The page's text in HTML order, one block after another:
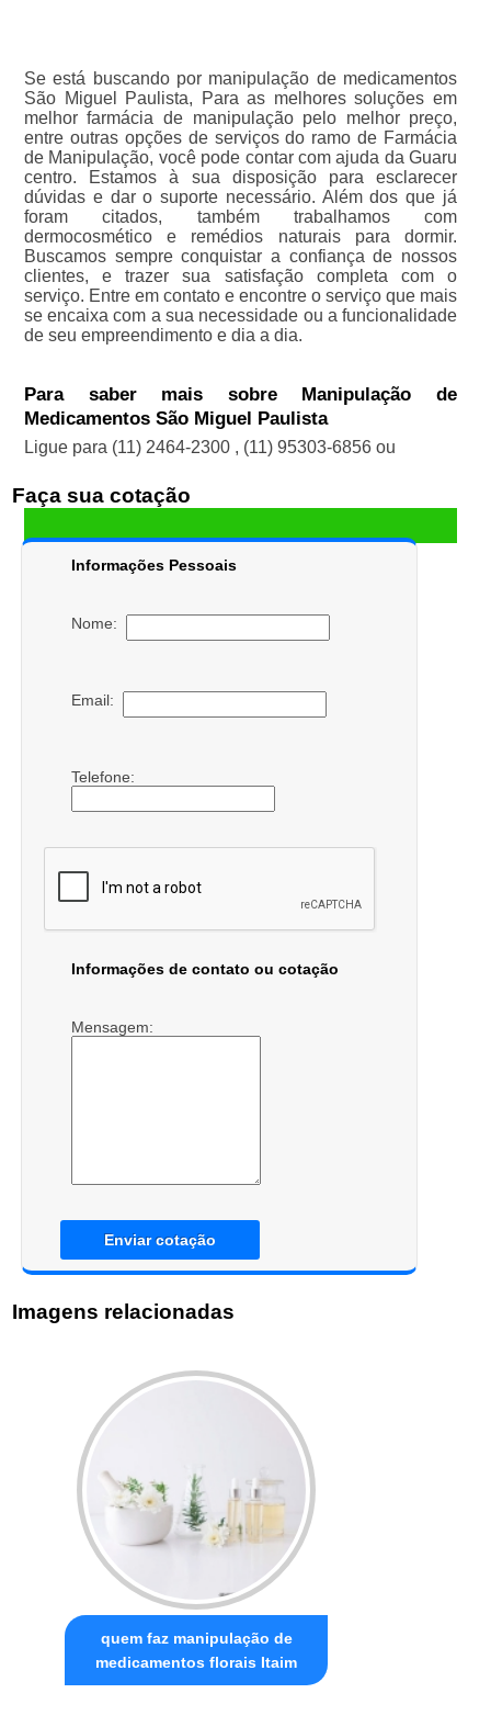
Se está buscando por manipulação de medicamentos
São Miguel Paulista, Para as melhores soluções em
melhor farmácia de manipulação pelo melhor preço,
entre outras opções de serviços do ramo de Farmácia
de Manipulação, você pode contar com ajuda da Guaru
centro. Estamos à sua disposição para esclarecer
dúvidas e dar o suporte necessário. Além dos que já
foram citados, também trabalhamos com
dermocosmético e remédios naturais para dormir.
Buscamos sempre conquistar a confiança de nossos
clientes, e trazer sua satisfação completa com o
serviço. Entre em contato e encontre o serviço que mais
se encaixa com a sua necessidade ou a funcionalidade
de seu empreendimento e dia a dia.
Para saber mais sobre Manipulação de
Medicamentos São Miguel Paulista
Ligue para (11) 2464-2300 , (11) 95303-6856 ou
Faça sua cotação
Informações Pessoais
Nome:
Email:
Telefone:
Informações de contato ou cotação
Mensagem:
Enviar cotação
Imagens relacionadas
quem faz manipulação de
medicamentos florais Itaim